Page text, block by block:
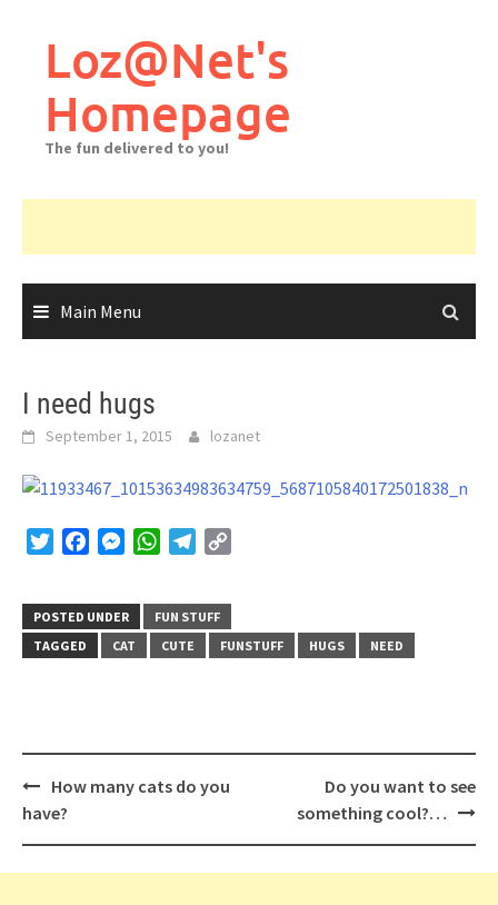
Loz@Net's
Homepage
The fun delivered to you!
Main Menu
I need hugs
September 1, 2015 lozanet
TwitterFacebookMessengerWhatsAppTelegram
POSTED UNDER
FUN STUFF
TAGGED
CAT CUTE FUNSTUFF HUGS NEED
Post
navigation
How many cats do you
have?
Do you want to see
something cool?…